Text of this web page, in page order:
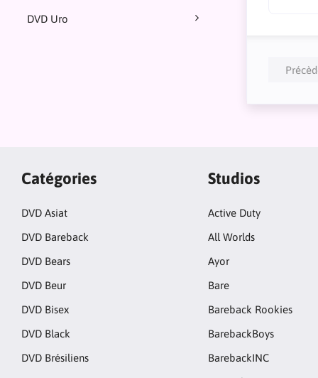
DVD Uro
Catégories
DVD Asiat
DVD Bareback
DVD Bears
DVD Beur
DVD Bisex
DVD Black
DVD Brésiliens
Studios
Active Duty
All Worlds
Ayor
Bare
Bareback Rookies
BarebackBoys
BarebackINC